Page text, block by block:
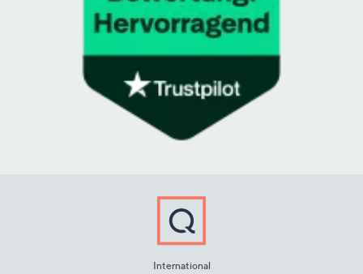
International